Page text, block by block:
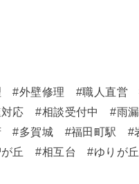
#外壁修理 #職人直営
応 #相談受付中 #雨
#多賀城 #福田町駅 #
丘 #相互台 #ゆりが